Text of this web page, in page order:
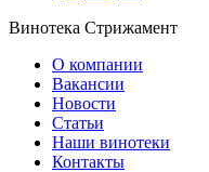
Винотека Стрижамент
О компании
Вакансии
Новости
Статьи
Наши винотеки
Контакты